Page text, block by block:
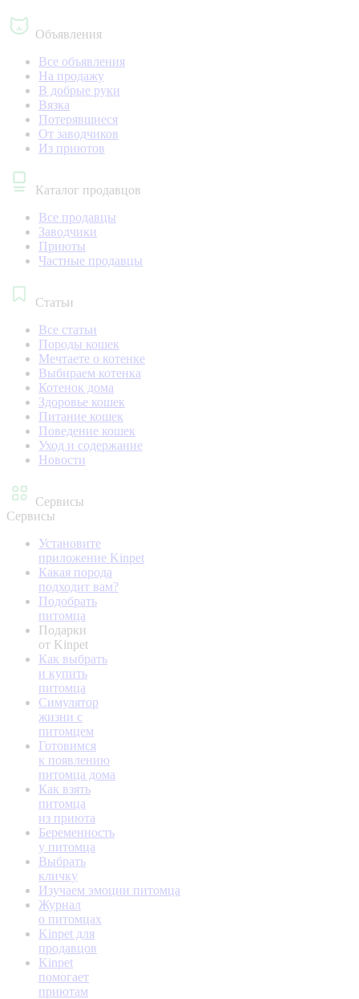
Объявления
Все объявления
На продажу
В добрые руки
Вязка
Потерявшиеся
От заводчиков
Из приютов
Каталог продавцов
Все продавцы
Заводчики
Приюты
Частные продавцы
Статьи
Все статьи
Породы кошек
Мечтаете о котенке
Выбираем котенка
Котенок дома
Здоровье кошек
Питание кошек
Поведение кошек
Уход и содержание
Новости
Сервисы
Сервисы
Установите
приложение Kinpet
Какая порода
подходит вам?
Подобрать
питомца
Подарки
от Kinpet
Как выбрать
и купить
питомца
Симулятор
жизни с
питомцем
Готовимся
к появлению
питомца дома
Как взять
питомца
из приюта
Беременность
у питомца
Выбрать
кличку
Изучаем эмоции питомца
Журнал
о питомцах
Kinpet для
продавцов
Kinpet
помогает
приютам